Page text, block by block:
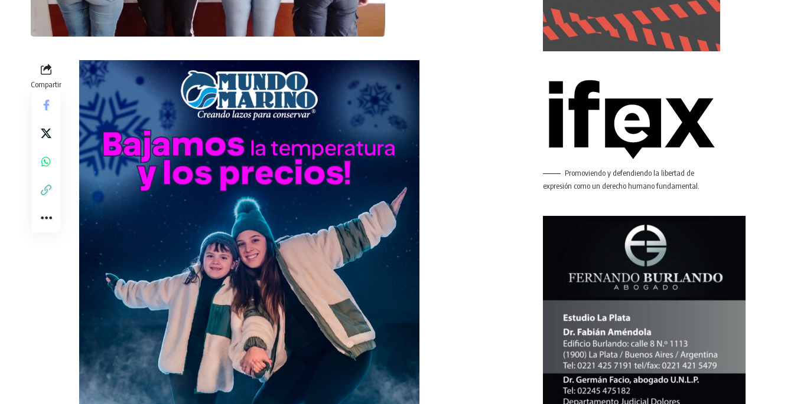
Compartir
Promoviendo y defendiendo la libertad de
expresión como un derecho humano fundamental.